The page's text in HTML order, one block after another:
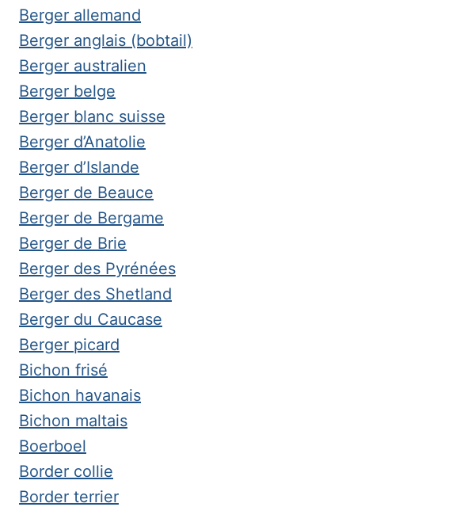
Berger allemand
Berger anglais (bobtail)
Berger australien
Berger belge
Berger blanc suisse
Berger d’Anatolie
Berger d’Islande
Berger de Beauce
Berger de Bergame
Berger de Brie
Berger des Pyrénées
Berger des Shetland
Berger du Caucase
Berger picard
Bichon frisé
Bichon havanais
Bichon maltais
Boerboel
Border collie
Border terrier